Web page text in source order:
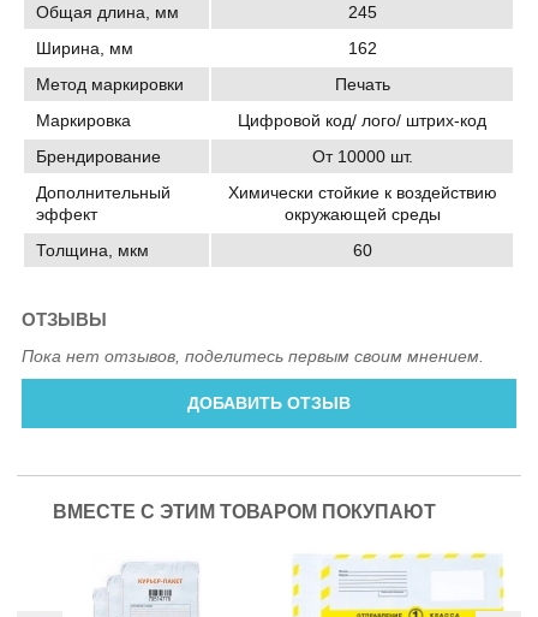
Общая длина, мм
245
Ширина, мм
162
Метод маркировки
Печать
Маркировка
Цифровой код/ лого/ штрих-код
Брендирование
От 10000 шт.
Дополнительный
эффект
Химически стойкие к воздействию
окружающей среды
Толщина, мкм
60
ОТЗЫВЫ
Пока нет отзывов, поделитесь первым своим мнением.
ДОБАВИТЬ ОТЗЫВ
ВМЕСТЕ С ЭТИМ ТОВАРОМ ПОКУПАЮТ